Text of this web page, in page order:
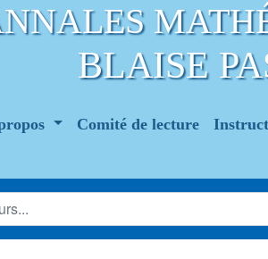
BLAISE
Comité de lecture